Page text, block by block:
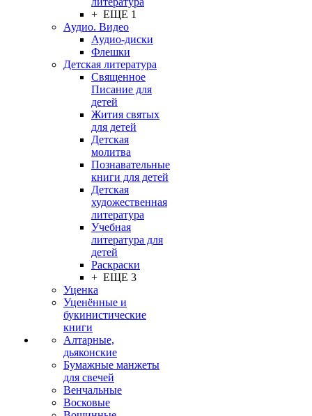
+ ЕЩЕ 1
Аудио. Видео
Аудио-диски
Флешки
Детская литература
Священное
Писание для
детей
Жития святых
для детей
Детская
молитва
Познавательные
книги для детей
Детская
художественная
литература
Учебная
литература для
детей
Раскраски
+ ЕЩЕ 3
Уценка
Уценённые и
букинистические
книги
Алтарные,
дьяконские
Бумажные манжеты
для свечей
Венчальные
Восковые